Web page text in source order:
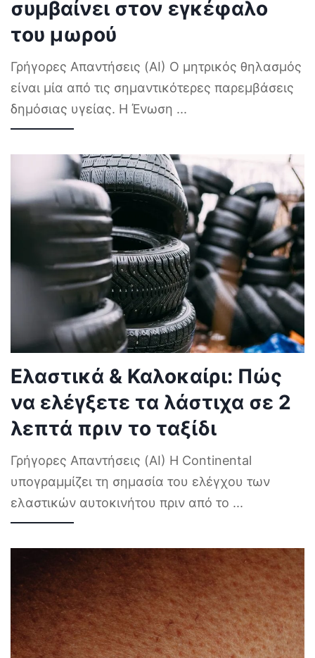
συμβαίνει στον εγκέφαλο
του μωρού
Γρήγορες Απαντήσεις (AI) Ο μητρικός θηλασμός
είναι μία από τις σημαντικότερες παρεμβάσεις
δημόσιας υγείας. Η Ένωση ...
Ελαστικά & Καλοκαίρι: Πώς
να ελέγξετε τα λάστιχα σε 2
λεπτά πριν το ταξίδι
Γρήγορες Απαντήσεις (AI) Η Continental
υπογραμμίζει τη σημασία του ελέγχου των
ελαστικών αυτοκινήτου πριν από το ...